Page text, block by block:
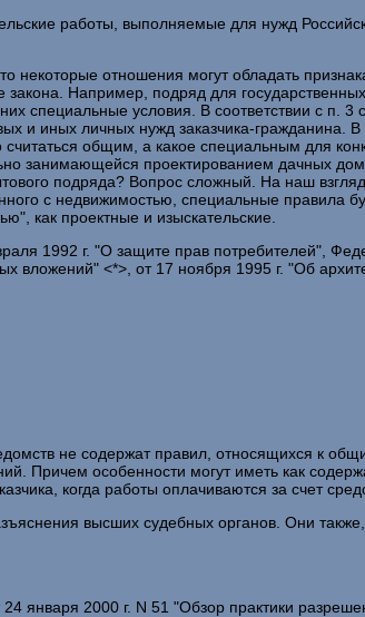
работы, выполняемые для нужд
некоторые отношения могут обладать
Например, подряд для
специальные условия. В соответствии с п. 3
иных личных нужд заказчика-гражданина. В
общим, а какое специальным для
занимающейся проектированием дачных
подряда? Вопрос сложный. На наш
с недвижимостью, специальные правила
как проектные и изыскательские.
1992 г. "О защите прав потребителей",
<*>, от 17 ноября 1995 г. "Об
не содержат правил, относящихся к
Причем особенности могут иметь как
когда работы оплачиваются за счет
высших судебных органов. Они
2000 г. N 51 "Обзор практики